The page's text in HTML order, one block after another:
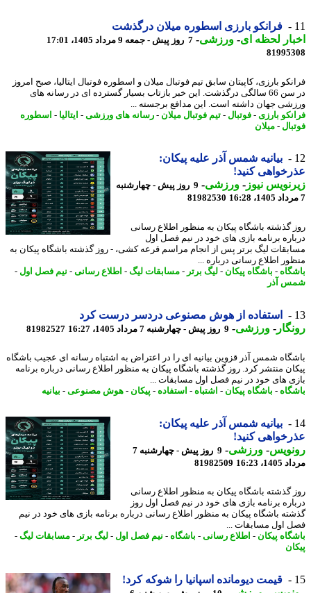
فرانکو بارزی اسطوره میلان درگذشت
لحظه ای- ورزشی-7 روز پیش - جمعه 9 مرداد 1405، 17:01
بارزی، کاپیتان سابق تیم فوتبال میلان و اسطوره فوتبال ایتالیا، صبح امروز
در سن 66 سالگی درگذشت. این خبر بازتاب بسیار گسترده ای در رسانه های
جهان داشته است. این مدافع برجسته ...
بارزی- فوتبال-تیم فوتبال میلان-رسانه های ورزشی -ایتالیا -اسطوره
-میلان
بیانیه شمس آذر علیه پیکان:
کنید!
نیوز-ورزشی-
9 روز پیش - چهارشنبه
81982530
گذشته باشگاه پیکان به منظور اطلاع رسانی
برنامه بازی های خود در نیم فصل اول
لیگ برتر پس از انجام مراسم قرعه کشی، - ​روز گذشته باشگاه پیکان به
اطلاع رسانی درباره ...
-باشگاه پیکان-لیگ برتر - مسابقات لیگ-اطلاع رسانی-نیم فصل اول-
آذر
استفاده از هوش مصنوعی دردسر درست کرد
-ورزشی-9 روز پیش - چهارشنبه 7 مرداد 1405، 16:27 81982527
شمس آذر قزوین بیانیه ای را در اعتراض به اشتباه رسانه ای عجیب باشگاه
منتشر کرد. ​روز گذشته باشگاه پیکان به منظور اطلاع رسانی درباره برنامه
های خود در نیم فصل اول مسابقات ...
-باشگاه پیکان-اشتباه-استفاده-پیکان-هوش مصنوعی-بیانیه
بیانیه شمس آذر علیه پیکان:
کنید!
-ورزشی-
9 روز پیش - چهارشنبه 7
16:23
81982509
گذشته باشگاه پیکان به منظور اطلاع رسانی
برنامه بازی های خود در نیم فصل اول ​روز
باشگاه پیکان به منظور اطلاع رسانی درباره برنامه بازی های خود در نیم
اول مسابقات ...
پیکان-اطلاع رسانی-باشگاه-نیم فصل اول-لیگ برتر - مسابقات لیگ-
قیمت دیومانده اسپانیا را شوکه کرد!